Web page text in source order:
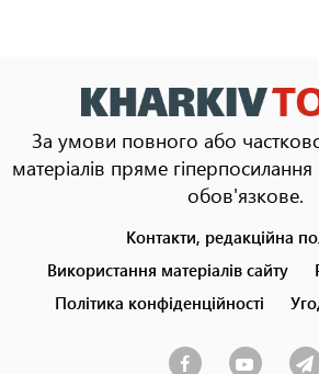
За умови повного або
матеріалів пряме
обов'язкове.
menu
Контакти, редакційна
Використання матеріалів сайту
Політика конфіденційності